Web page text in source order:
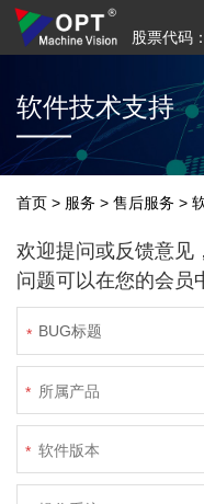
股票代码
软件技术支持
首页 > 服务 > 售后服务 >
欢迎提问或反馈意见
问题可以在您的会员中
*
* 所属产品
* 软件版本